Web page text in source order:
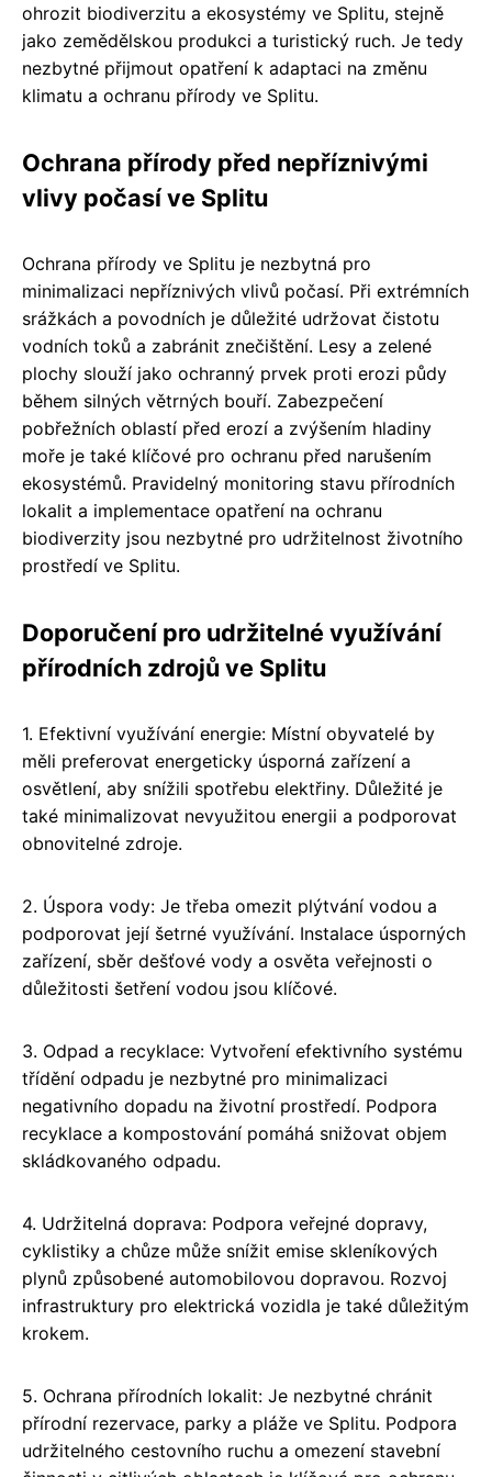
ohrozit biodiverzitu a ekosystémy ve Splitu, stejně
jako zemědělskou produkci a turistický ruch. Je tedy
nezbytné přijmout opatření k adaptaci na změnu
klimatu a ochranu přírody ve Splitu.
Ochrana přírody před nepříznivými
vlivy počasí ve Splitu
Ochrana přírody ve Splitu je nezbytná pro
minimalizaci nepříznivých vlivů počasí. Při extrémních
srážkách a povodních je důležité udržovat čistotu
vodních toků a zabránit znečištění. Lesy a zelené
plochy slouží jako ochranný prvek proti erozi půdy
během silných větrných bouří. Zabezpečení
pobřežních oblastí před erozí a zvýšením hladiny
moře je také klíčové pro ochranu před narušením
ekosystémů. Pravidelný monitoring stavu přírodních
lokalit a implementace opatření na ochranu
biodiverzity jsou nezbytné pro udržitelnost životního
prostředí ve Splitu.
Doporučení pro udržitelné využívání
přírodních zdrojů ve Splitu
1. Efektivní využívání energie: Místní obyvatelé by
měli preferovat energeticky úsporná zařízení a
osvětlení, aby snížili spotřebu elektřiny. Důležité je
také minimalizovat nevyužitou energii a podporovat
obnovitelné zdroje.
2. Úspora vody: Je třeba omezit plýtvání vodou a
podporovat její šetrné využívání. Instalace úsporných
zařízení, sběr dešťové vody a osvěta veřejnosti o
důležitosti šetření vodou jsou klíčové.
3. Odpad a recyklace: Vytvoření efektivního systému
třídění odpadu je nezbytné pro minimalizaci
negativního dopadu na životní prostředí. Podpora
recyklace a kompostování pomáhá snižovat objem
skládkovaného odpadu.
4. Udržitelná doprava: Podpora veřejné dopravy,
cyklistiky a chůze může snížit emise skleníkových
plynů způsobené automobilovou dopravou. Rozvoj
infrastruktury pro elektrická vozidla je také důležitým
krokem.
5. Ochrana přírodních lokalit: Je nezbytné chránit
přírodní rezervace, parky a pláže ve Splitu. Podpora
udržitelného cestovního ruchu a omezení stavební